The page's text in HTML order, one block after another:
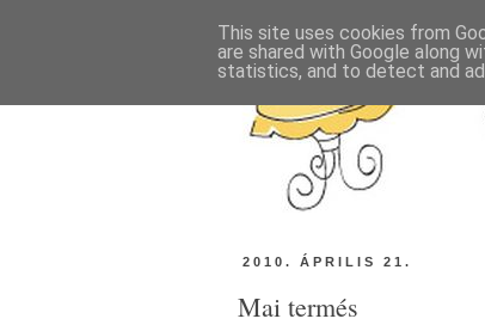
2010. ÁPRILIS 21.
Mai termés
This site uses cookies from
are shared with Google along
statistics, and to detect and